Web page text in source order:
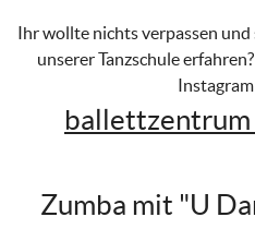
Ihr wollte nichts verpassen
unserer Tanzschule
Instagram
Zumba mit "U